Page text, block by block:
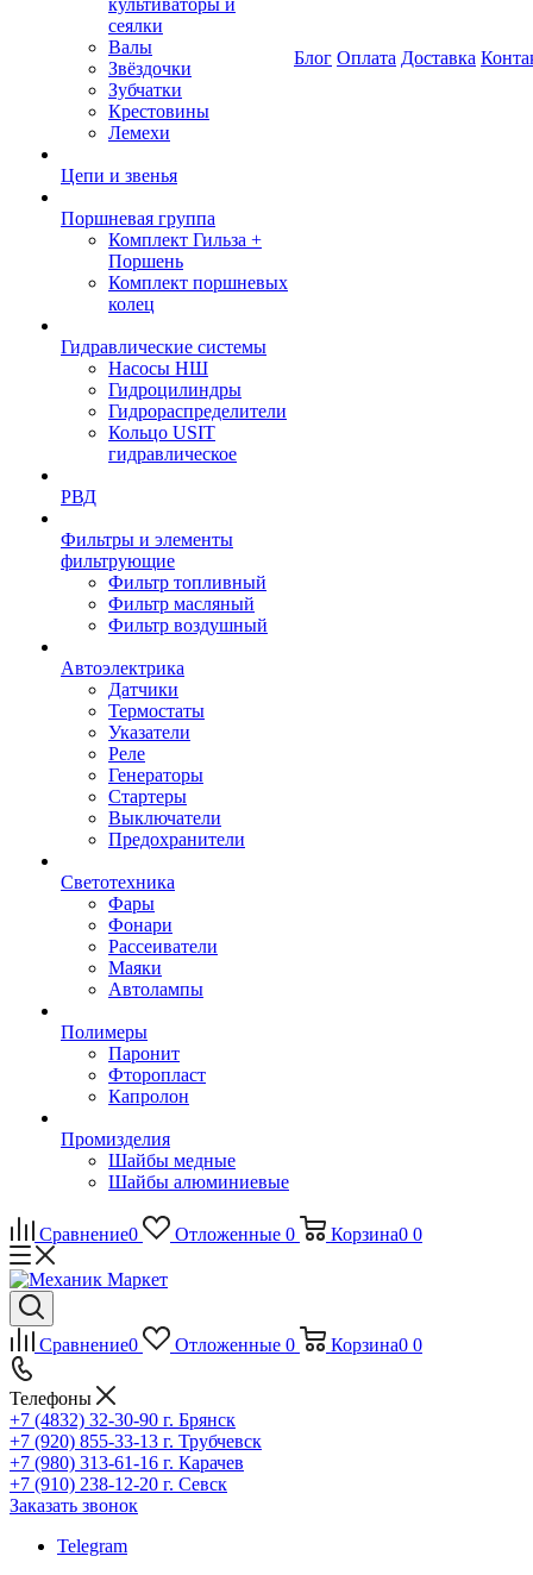
культиваторы и
сеялки
Валы
Звёздочки
Зубчатки
Крестовины
Лемехи
Цепи и звенья
Поршневая группа
Комплект Гильза +
Поршень
Комплект поршневых
колец
Гидравлические системы
Насосы НШ
Гидроцилиндры
Гидрораспределители
Кольцо USIT
гидравлическое
РВД
Фильтры и элементы
фильтрующие
Фильтр топливный
Фильтр масляный
Фильтр воздушный
Автоэлектрика
Датчики
Термостаты
Указатели
Реле
Генераторы
Стартеры
Выключатели
Предохранители
Светотехника
Фары
Фонари
Рассеиватели
Маяки
Автолампы
Полимеры
Паронит
Фторопласт
Капролон
Промизделия
Шайбы медные
Шайбы алюминиевые
Блог Оплата Доставка
Сравнение0 Отложенные 0 Корзина0 0
Сравнение0 Отложенные 0 Корзина0 0
Телефоны
+7 (4832) 32-30-90 г. Брянск
+7 (920) 855-33-13 г. Трубчевск
+7 (980) 313-61-16 г. Карачев
+7 (910) 238-12-20 г. Севск
Заказать звонок
Telegram